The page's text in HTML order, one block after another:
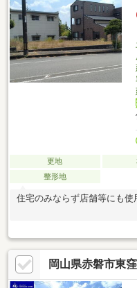
更地
整形地
住宅のみならず店舗等にも使
岡山県赤磐市東